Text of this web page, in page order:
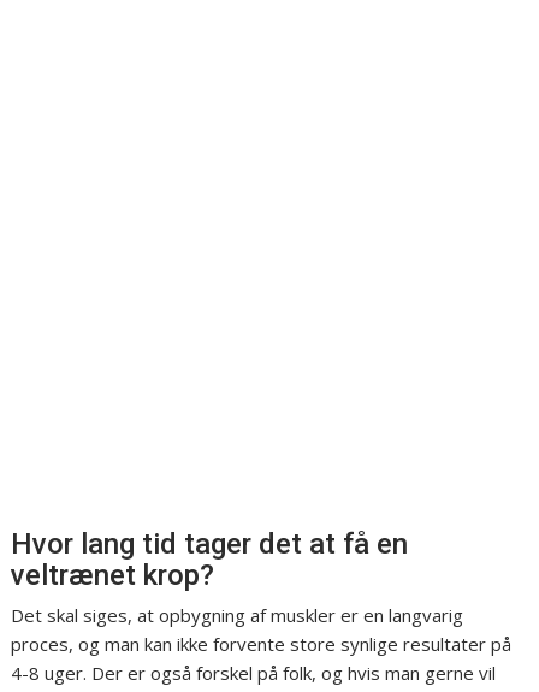
Hvor lang tid tager det at få en
veltrænet krop?
Det skal siges, at opbygning af muskler er en langvarig
proces, og man kan ikke forvente store synlige resultater på
4-8 uger. Der er også forskel på folk, og hvis man gerne vil